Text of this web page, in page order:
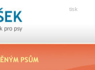
tisk